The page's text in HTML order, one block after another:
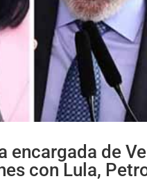
encargada de
con Lula,